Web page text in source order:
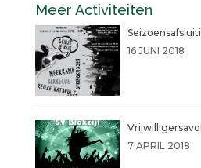
Meer Activiteiten
16 JUNI 2018
7 APRIL 2018